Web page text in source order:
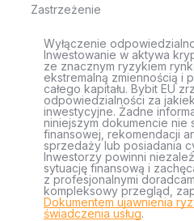
Zastrzeżenie
Wyłączenie
Inwestowanie w aktywa
ze znacznym ryzykiem
ekstremalną zmiennością i
całego kapitału. Bybit EU
odpowiedzialności za
inwestycyjne. Żadne
niniejszym dokumencie nie
finansowej, rekomendacji
sprzedaży lub posiadania
Inwestorzy powinni
sytuację finansową i
z profesjonalnymi
kompleksowy przegląd,
Dokumentem ujawnienia
świadczenia usług.